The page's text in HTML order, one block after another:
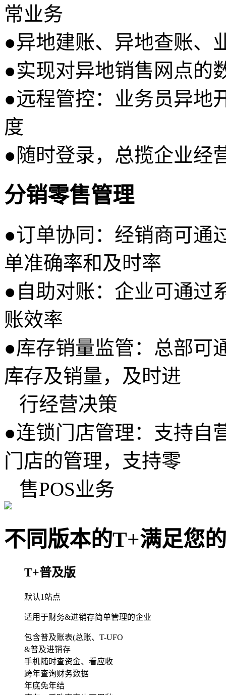
常业务
●异地建账、异地查账、
●实现对异地销售网点的
●远程管控：业务员异地
度
●随时登录，总揽企业经
分销零售管理
●订单协同：经销商可通
单准确率和及时率
● 自助对账：企业可通过
账效率
●库存销量监管：总部可
库存及销量，及时进
行经营决策
●连锁门店管理：支持自
门店的管理，支持零
售POS业务
不同版本的T+满足您
T+普及版
默认1站点
适用于财务&进销存简单管理的企业
包含普及账表(总账、T-UFO
&普及进销存
手机随时查资金、看应收
跨年查询财务数据
年底免年结